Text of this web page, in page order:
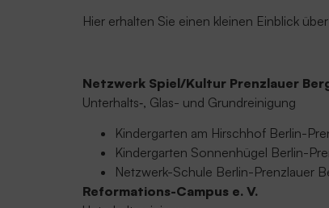
Hier erhalten Sie einen kleinen Einblick
Netzwerk Spiel/Kultur Prenzlauer
Unterhalts‑, Glas- und Grundreinigung
Kindergarten am Hirschhof Berlin-
Kindergarten Sonnenhügel Berlin-
Netzwerk-Schule Berlin-Prenzlauer
Reformations-Campus e. V.